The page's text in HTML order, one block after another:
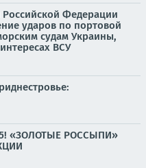
Федерации
ударов по портовой
судам Украины,
ВСУ
«ЗОЛОТЫЕ РОССЫПИ»